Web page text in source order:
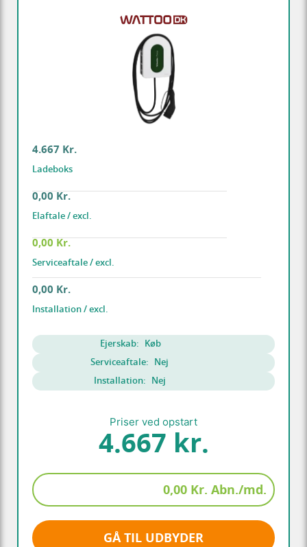
4.667 Kr.
Ladeboks
0,00 Kr.
Elaftale / excl.
0,00 Kr.
Serviceaftale / excl.
0,00 Kr.
Installation / excl.
Ejerskab: Køb
Serviceaftale: Nej
Installation: Nej
Priser ved opstart
4.667 kr.
0,00 Kr. Abn./md.
GÅ TIL UDBYDER